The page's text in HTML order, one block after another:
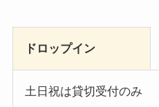
ドロップイン
土日祝は貸切受付のみ